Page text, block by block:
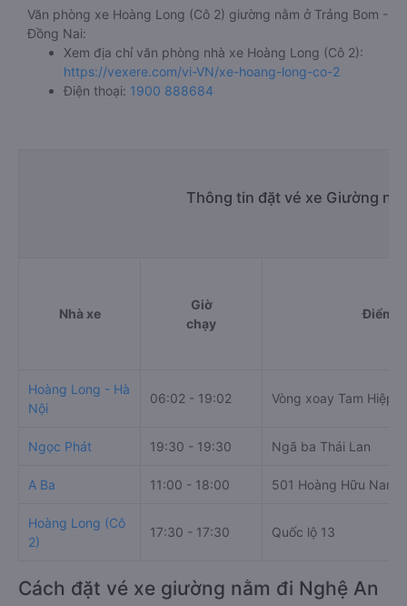
Văn phòng xe Hoàng Long (Cô 2) giường nằm ở Trảng Bom -
Đồng Nai:
Xem địa chỉ văn phòng nhà xe Hoàng Long (Cô 2):
https://vexere.com/vi-VN/xe-hoang-long-co-2
Điện thoại: 1900 888684
Thông tin đặt vé xe Giường
Nhà xe
Giờ
chạy
Điểm
Hoàng Long - Hà
Nội
06:02 - 19:02 Vòng xoay Tam Hiệp
Ngọc Phát 19:30 - 19:30 Ngã ba Thái Lan
A Ba 11:00 - 18:00 501 Hoàng Hữu Nam
Hoàng Long (Cô
2)
17:30 - 17:30 Quốc lộ 13
Cách đặt vé xe giường nằm đi Nghệ An